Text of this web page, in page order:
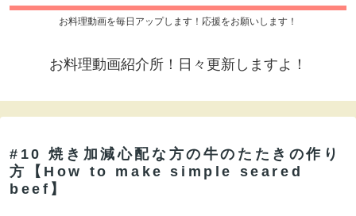
お料理動画を毎日アップします！応援をお願いします！
お料理動画紹介所！日々更新しますよ！
#10 焼き加減心配な方の牛のたたきの作り
方【How to make simple seared
beef】